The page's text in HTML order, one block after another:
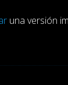
una versión